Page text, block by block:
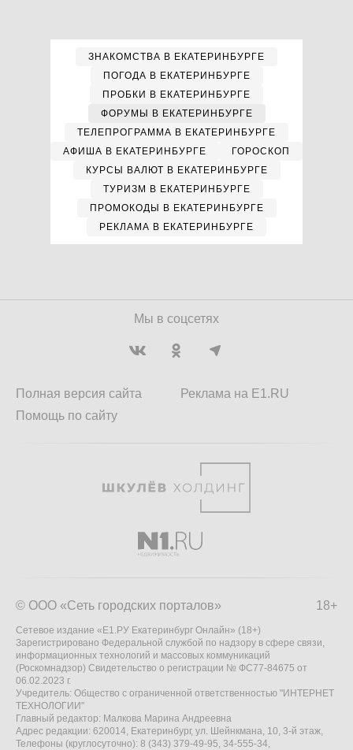
ЗНАКОМСТВА В ЕКАТЕРИНБУРГЕ
ПОГОДА В ЕКАТЕРИНБУРГЕ
ПРОБКИ В ЕКАТЕРИНБУРГЕ
ФОРУМЫ В ЕКАТЕРИНБУРГЕ
ТЕЛЕПРОГРАММА В ЕКАТЕРИНБУРГЕ
АФИША В ЕКАТЕРИНБУРГЕ
ГОРОСКОП
КУРСЫ ВАЛЮТ В ЕКАТЕРИНБУРГЕ
ТУРИЗМ В ЕКАТЕРИНБУРГЕ
ПРОМОКОДЫ В ЕКАТЕРИНБУРГЕ
РЕКЛАМА В ЕКАТЕРИНБУРГЕ
Мы в соцсетях
Полная версия сайта
Помощь по сайту
Реклама на E1.RU
18+
© ООО «Сеть городских порталов»
Сетевое издание «Е1.РУ Екатеринбург Онлайн» (18+)
Зарегистрировано Федеральной службой по надзору в сфере связи,
информационных технологий и массовых коммуникаций
(Роскомнадзор) Свидетельство о регистрации № ФС77-84675 от
06.02.2023 г.
Учредитель: Общество с ограниченной ответственностью "ИНТЕРНЕТ
ТЕХНОЛОГИИ"
Главный редактор: Малкова Марина Андреевна
Адрес редакции: 620014, Екатеринбург, ул. Шейнкмана, 10, 3-й этаж,
Телефоны (круглосуточно): 8 (343) 379-49-95, 34-555-34,